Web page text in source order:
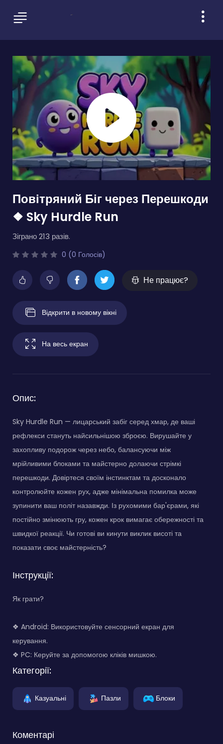
Повітряний Біг через Перешкоди
❖ Sky Hurdle Run
Зіграно 213 разів.
0 (0 Голосів)
Не працює?
Відкрити в новому вікні
На весь екран
Опис:
Sky Hurdle Run — лицарський забіг серед хмар, де ваші
рефлекси стануть найсильнішою зброєю. Вирушайте у
захопливу подорож через небо, балансуючи між
мрійливими блоками та майстерно долаючи стрімкі
перешкоди. Довіртеся своїм інстинктам та досконало
контролюйте кожен рух, адже мінімальна помилка може
зупинити ваш політ назавжди. Із рухомими бар'єрами, які
постійно змінюють гру, кожен крок вимагає обережності та
швидкої реакції. Чи готові ви кинути виклик висоті та
показати своє майстерність?
Інструкції:
Як грати?
❖ Android: Використовуйте сенсорний екран для
керування.
❖ PC: Керуйте за допомогою кліків мишкою.
Категорії:
Казуальні Пазли Блоки
Коментарі